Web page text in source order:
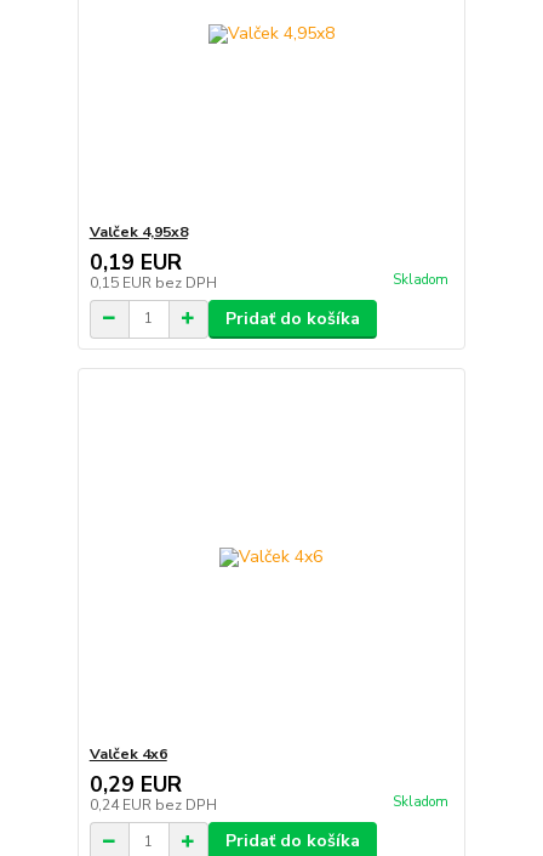
Valček 4,95x8
0,19 EUR
0,15 EUR bez DPH Skladom
Pridať do košíka
Valček 4x6
0,29 EUR
0,24 EUR bez DPH Skladom
Pridať do košíka